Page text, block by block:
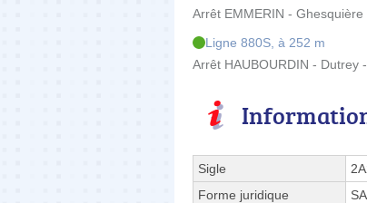
Arrêt EMMERIN -
Ligne 880S, à 252 m
Arrêt HAUBOURDIN - Dutrey
Sigle
Forme juridique